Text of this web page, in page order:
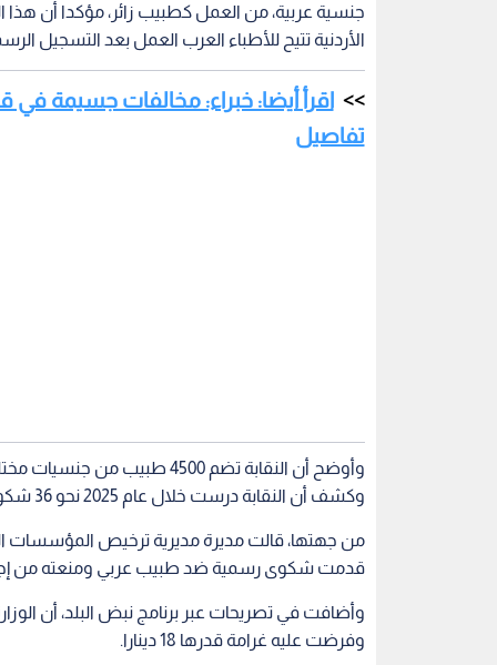
جنسية عربية، من العمل كطبيب زائر، مؤكدا أن هذا
الأردنية تتيح للأطباء العرب العمل بعد التسجيل
اقرأ أيضا: خبراء: مخالفات جسيمة في
تفاصيل
وكشف أن النقابة درست خلال عام 2025 نحو 36 شكوى، 10 منها تتعلق بقطاع التجميل.
من جهتها، قالت مديرة مديرية ترخيص المؤسسات
قدمت شكوى رسمية ضد طبيب عربي ومنعته من
وأضافت في تصريحات عبر برنامج نبض البلد، أن
وفرضت عليه غرامة قدرها 18 دينارا.